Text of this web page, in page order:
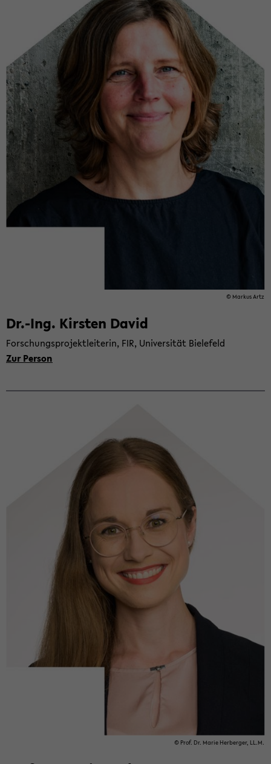
© Mar­kus Artz
Dr.-Ing. Kirs­ten David
For­schungs­pro­jekt­lei­te­rin, FIR, Uni­ver­si­tät Bie­le­feld
Zur Per­son
© Prof. Dr. Marie Her­ber­ger, LL.M.